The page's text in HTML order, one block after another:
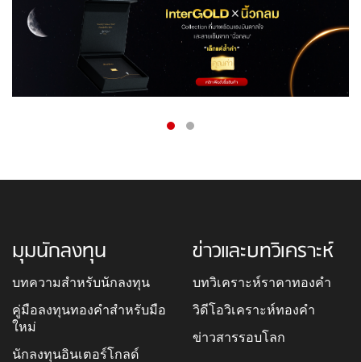
มุมนักลงทุน
บทความสำหรับนักลงทุน
คู่มือลงทุนทองคำสำหรับมือ
ใหม่
นักลงทุนอินเตอร์โกลด์
ข่าวและบทวิเคราะห์
บทวิเคราะห์ราคาทองคำ
วิดีโอวิเคราะห์ทองคำ
ข่าวสารรอบโลก